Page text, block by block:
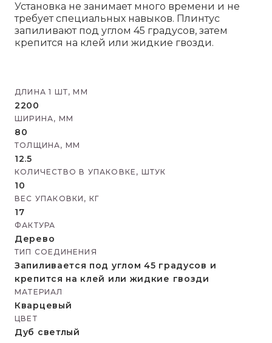
Установка не занимает много времени и не
требует специальных навыков. Плинтус
запиливают под углом 45 градусов, затем
крепится на клей или жидкие гвозди.
ДЛИНА 1 ШТ, ММ
2200
ШИРИНА, ММ
80
ТОЛЩИНА, ММ
12.5
КОЛИЧЕСТВО В УПАКОВКЕ, ШТУК
10
ВЕС УПАКОВКИ, КГ
17
ФАКТУРА
Дерево
ТИП СОЕДИНЕНИЯ
Запиливается под углом 45 градусов и
крепится на клей или жидкие гвозди
МАТЕРИАЛ
Кварцевый
ЦВЕТ
Дуб светлый